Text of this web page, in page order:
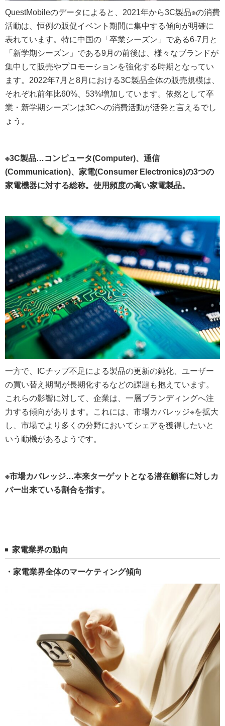
QuestMobileのデータによると、2021年から3C製品※の消費
活動は、恒例の販促イベント期間に集中する傾向が明確に
表れています。特に中国の「卒業シーズン」である6-7月と
「新学期シーズン」である9月の前後は、様々なブランドが
集中して販売やプロモーションを強化する時期となってい
ます。2022年7月と8月における3C製品全体の販売規模は、
それぞれ前年比60%、53%増加しています。依然として卒
業・新学期シーズンは3Cへの消費活動が活発と言えるでし
ょう。
※3C製品…コンピュータ(Computer)、通信
(Communication)、家電(Consumer Electronics)の3つの
家電機器に対する総称。使用頻度の高い家電製品。
一方で、ICチップ不足による製品の更新の鈍化、ユーザー
の買い替え期間が長期化するなどの課題も抱えています。
これらの影響に対して、企業は、一層ブランディングへ注
力する傾向があります。これには、市場カバレッジ※を拡大
し、市場でより多くの分野においてシェアを獲得したいと
いう動機があるようです。
※市場カバレッジ…本来ターゲットとなる潜在顧客に対しカ
バー出来ている割合を指す。
家電業界の動向
・家電業界全体のマーケティング傾向